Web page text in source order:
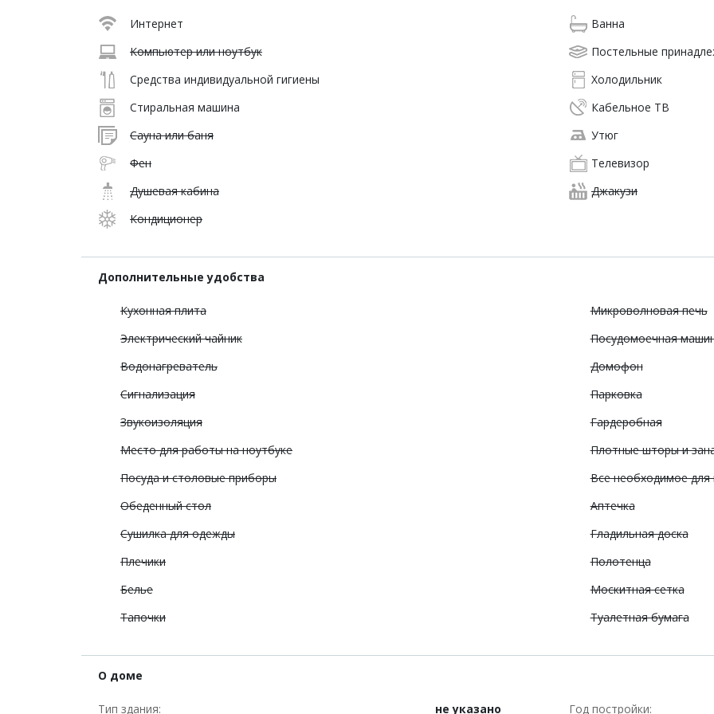
Интернет
Ванна
Компьютер или ноутбук
Постельные
Средства индивидуальной гигиены
Холодильник
Стиральная машина
Кабельное ТВ
Сауна или баня
Утюг
Фен
Телевизор
Душевая кабина
Джакузи
Кондиционер
Дополнительные удобства
Кухонная плита
Микроволновая печь
Электрический чайник
Посудомоечная
Водонагреватель
Домофон
Сигнализация
Парковка
Звукоизоляция
Гардеробная
Место для работы на ноутбуке
Плотные шторы и
Посуда и столовые приборы
Все необходимое для
Обеденный стол
Аптечка
Сушилка для одежды
Гладильная доска
Плечики
Полотенца
Белье
Москитная сетка
Тапочки
Туалетная бумага
О доме
Тип здания: не указано Год постройки: